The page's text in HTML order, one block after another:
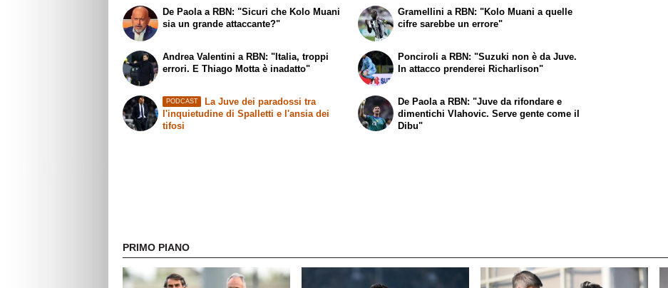
De Paola a RBN: "Sicuri che Kolo Muani
sia un grande attaccante?"
Gramellini a RBN: "Kolo Muani a quelle
cifre sarebbe un errore"
Andrea Valentini a RBN: "Italia, troppi
errori. E Thiago Motta è inadatto"
PODCAST
La Juve dei paradossi tra
l'inquietudine di Spalletti e l'ansia dei
tifosi
Ponciroli a RBN: "Suzuki non è da Juve.
In attacco prenderei Richarlison"
De Paola a RBN: "Juve da rifondare e
dimentichi Vlahovic. Serve gente come il
Dibu"
PRIMO PIANO